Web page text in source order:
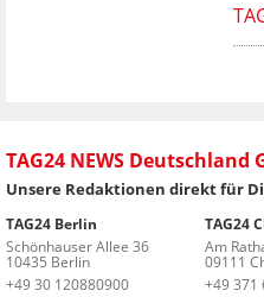
TAG24 NEWS Deutschland
Unsere Redaktionen direkt für
TAG24 Berlin
Schönhauser Allee 36
10435 Berlin
+49 30 120880900
TAG24
Am
09111
+49 371